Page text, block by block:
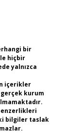
bir
hiçbir
yalnızca
içerikler
kurum
bilgiler taslak